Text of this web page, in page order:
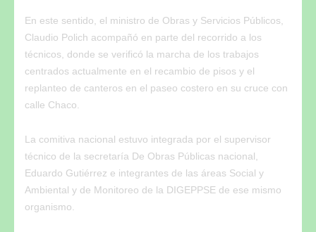
En este sentido, el ministro de Obras y Servicios Públicos,
Claudio Polich acompañó en parte del recorrido a los
técnicos, donde se verificó la marcha de los trabajos
centrados actualmente en el recambio de pisos y el
replanteo de canteros en el paseo costero en su cruce con
calle Chaco.
La comitiva nacional estuvo integrada por el supervisor
técnico de la secretaría De Obras Públicas nacional,
Eduardo Gutiérrez e integrantes de las áreas Social y
Ambiental y de Monitoreo de la DIGEPPSE de ese mismo
organismo.